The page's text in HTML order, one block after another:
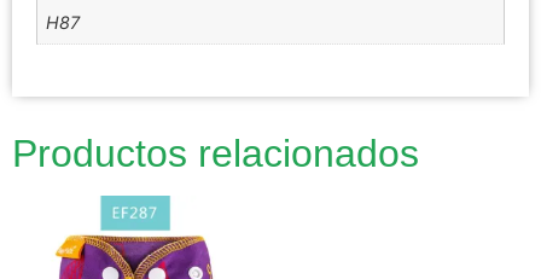
H87
Productos relacionados